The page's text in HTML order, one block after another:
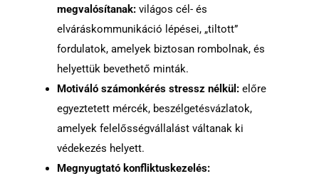
megvalósítanak: világos cél- és
elváráskommunikáció lépései, „tiltott”
fordulatok, amelyek biztosan rombolnak, és
helyettük bevethető minták.
Motiváló számonkérés stressz nélkül: előre
egyeztetett mércék, beszélgetésvázlatok,
amelyek felelősségvállalást váltanak ki
védekezés helyett.
Megnyugtató konfliktuskezelés: